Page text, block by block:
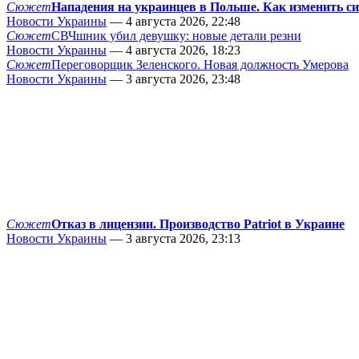
СюжетНападения на украинцев в Польше. Как изменить
Новости Украины — 4 августа 2026, 22:48
СюжетСВЧшник убил девушку: новые детали резни
Новости Украины — 4 августа 2026, 18:23
СюжетПереговорщик Зеленского. Новая должность Умерова
Новости Украины — 3 августа 2026, 23:48
СюжетОтказ в лицензии. Производство Patriot в Украине
Новости Украины — 3 августа 2026, 23:13